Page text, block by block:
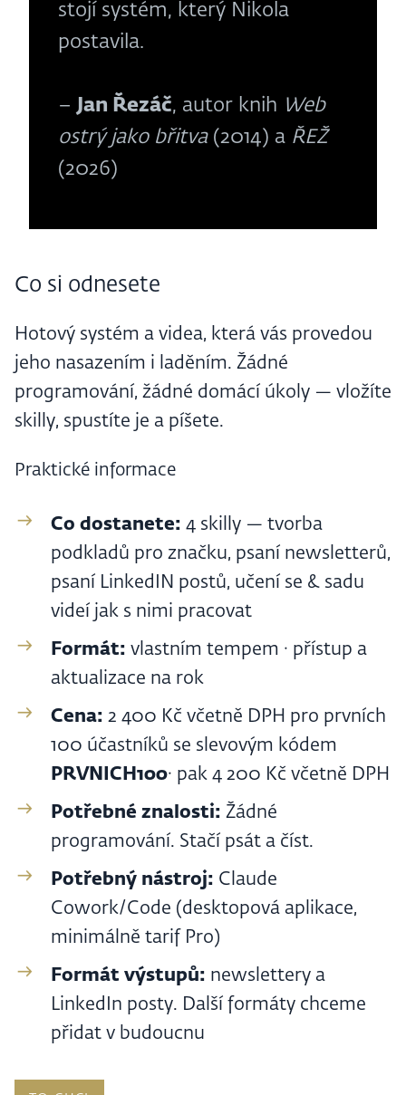
stojí systém, který Nikola
postavila.
– Jan Řezáč, autor knih Web
ostrý jako břitva(2014) a ŘEŽ
(2026)
Co si odnesete
Hotový systém a videa, která vás provedou
jeho nasazením i laděním. Žádné
programování, žádné domácí úkoly — vložíte
skilly, spustíte je a píšete.
Praktické informace
Co dostanete: 4 skilly — tvorba
podkladů pro značku, psaní newsletterů,
psaní LinkedIN postů, učení se & sadu
videí jak s nimi pracovat
Formát: vlastním tempem · přístup a
aktualizace na rok
Cena: 2 400 Kč včetně DPH pro prvních
100 účastníků se slevovým kódem
PRVNICH100· pak 4 200 Kč včetně DPH
Potřebné znalosti: Žádné
programování. Stačí psát a číst.
Potřebný nástroj: Claude
Cowork/Code (desktopová aplikace,
minimálně tarif Pro)
Formát výstupů: newslettery a
LinkedIn posty. Další formáty chceme
přidat v budoucnu